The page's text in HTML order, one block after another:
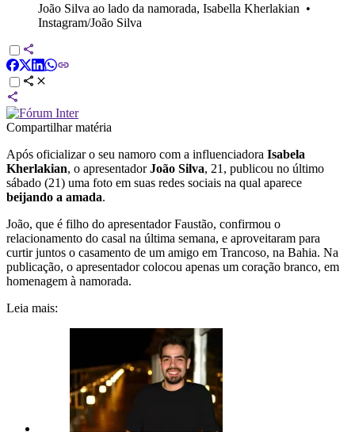
João Silva ao lado da namorada, Isabella Kherlakian •
Instagram/João Silva
Compartilhar matéria
Após oficializar o seu namoro com a influenciadora Isabela
Kherlakian, o apresentadorJoão Silva, 21, publicou no último
sábado (21) uma foto em suas redes sociais na qual aparece
beijando a amada.
João, que é filho do apresentador Faustão, confirmou o
relacionamento do casal na última semana, e aproveitaram para
curtir juntos o casamento de um amigo em Trancoso, na Bahia. Na
publicação, o apresentador colocou apenas um coração branco, em
homenagem à namorada.
Leia mais: